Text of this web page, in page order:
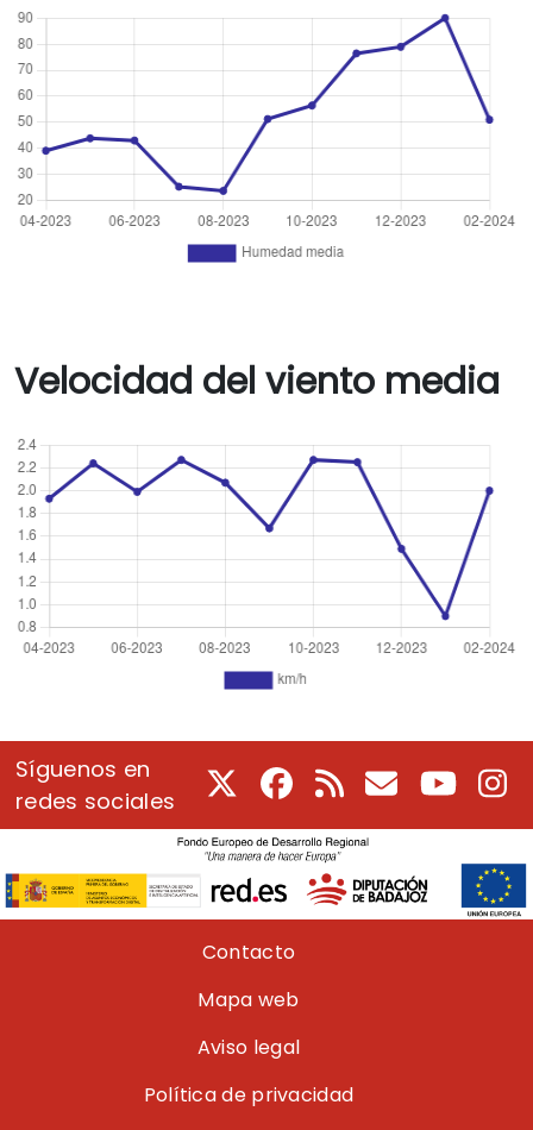
Velocidad del viento media
Síguenos en
redes sociales
Facebook
RSS CorreoYoutube
Pie de páginaContacto
Mapa web
Aviso legal
Política de privacidad